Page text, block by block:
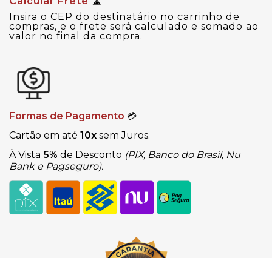
Insira o CEP do destinatário no carrinho de
compras, e o frete será calculado e somado ao
valor no final da compra.
Formas de Pagamento 💳
Cartão em até 10x sem Juros.
À Vista 5% de Desconto (PIX, Banco do Brasil, Nu
Bank e Pagseguro).